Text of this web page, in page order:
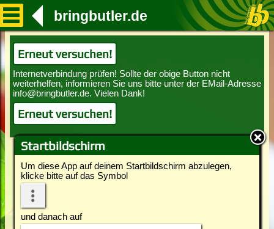
Startbildschirm
Um diese App auf deinem Startbildschirm abzulegen,
klicke bitte auf das Symbol
und danach auf
bringbutler.de
Erneut versuchen!
Erneut versuchen!